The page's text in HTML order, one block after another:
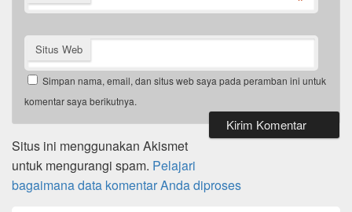
Situs Web
Simpan nama, email, dan situs web saya pada peramban ini untuk
komentar saya berikutnya.
Situs ini menggunakan Akismet
untuk mengurangi spam. Pelajari
bagaimana data komentar Anda diproses